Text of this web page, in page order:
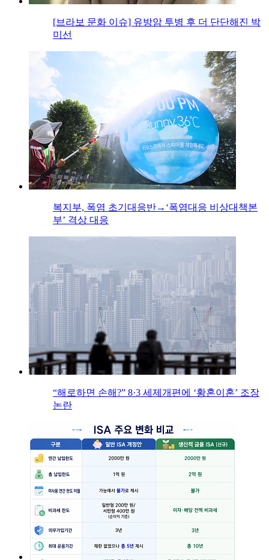
[브라보 문화 이슈] 유방암 투병 후 더 단단해진 박
미선
복지부, 폭염 초기대응반→‘폭염대응 비상대책본
부’ 격상 대응
“해로하면 손해?” 8·3 세제개편에 ‘황혼이혼’ 조장
논란